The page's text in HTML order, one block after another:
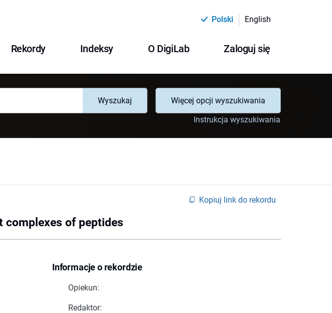
Polski English
Rekordy Indeksy O DigiLab Zaloguj się
Wyszukaj
Więcej opcji wyszukiwania
Instrukcja wyszukiwania
Kopiuj link do rekordu
complexes of peptides
Informacje o rekordzie
Opiekun:
Redaktor: